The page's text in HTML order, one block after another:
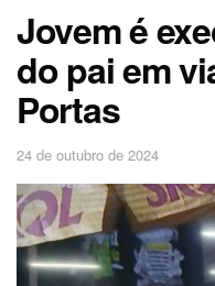
Jovem é
do pai em
Portas
24 de outubro de 2024